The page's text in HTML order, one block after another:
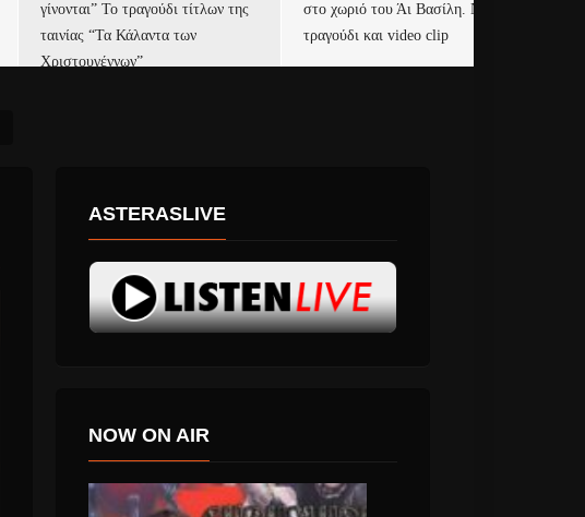
γίνονται” Το τραγούδι τίτλων της
ταινίας “Τα Κάλαντα των
Χριστουγέννων”
στο χωριό του Άι Βασίλη. Νέο
τραγούδι και video clip
ASTERASLIVE
NOW ON AIR